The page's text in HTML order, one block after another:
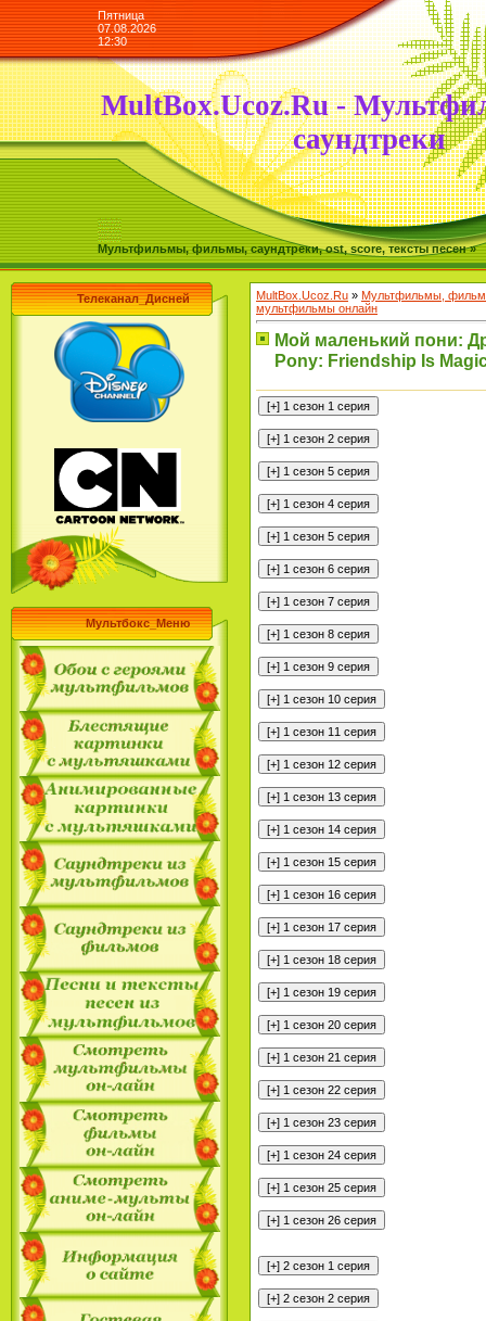
Пятница
07.08.2026
12:30
MultBox.Ucoz.Ru -
саундтреки
Мультфильмы, фильмы, саундтреки, ost, score, тексты песен »
Телеканал_Дисней
Мультбокс_Меню
MultBox.Ucoz.Ru » Мультфильмы,
мультфильмы онлайн
Мой маленький пони:
Pony: Friendship Is